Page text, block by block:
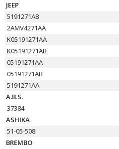
JEEP
5191271AB
2AMV4271AA
K05191271AA
K05191271AB
05191271AA
05191271AB
5191271AA
A.B.S.
37384
ASHIKA
51-05-508
BREMBO